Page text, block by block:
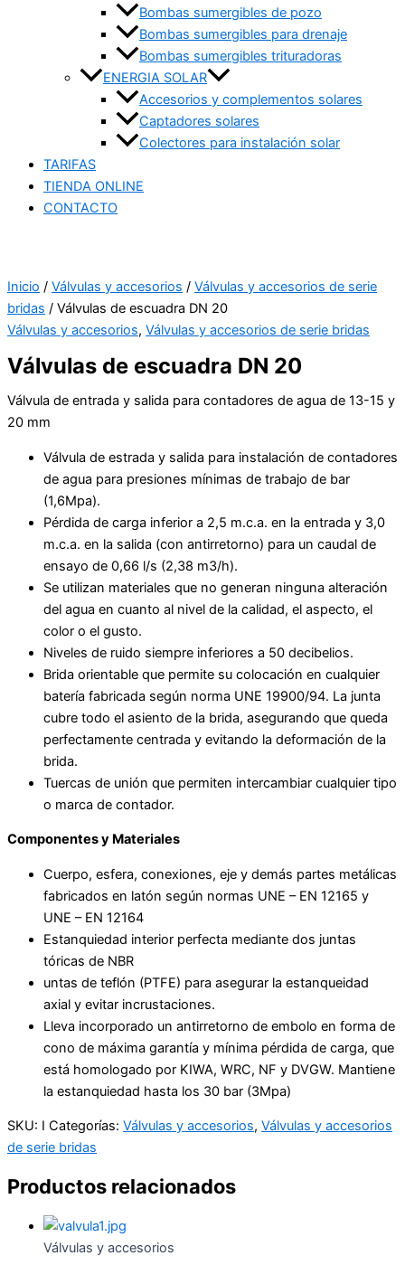
Bombas sumergibles de pozo
Bombas sumergibles para drenaje
Bombas sumergibles trituradoras
ENERGIA SOLAR
Accesorios y complementos solares
Captadores solares
Colectores para instalación solar
TARIFAS
TIENDA ONLINE
CONTACTO
Inicio / Válvulas y accesorios / Válvulas y accesorios de serie
bridas / Válvulas de escuadra DN 20
Válvulas y accesorios, Válvulas y accesorios de serie bridas
Válvulas de escuadra DN 20
Válvula de entrada y salida para contadores de agua de 13-15 y
20 mm
Válvula de estrada y salida para instalación de contadores
de agua para presiones mínimas de trabajo de bar
(1,6Mpa).
Pérdida de carga inferior a 2,5 m.c.a. en la entrada y 3,0
m.c.a. en la salida (con antirretorno) para un caudal de
ensayo de 0,66 l/s (2,38 m3/h).
Se utilizan materiales que no generan ninguna alteración
del agua en cuanto al nivel de la calidad, el aspecto, el
color o el gusto.
Niveles de ruido siempre inferiores a 50 decibelios.
Brida orientable que permite su colocación en cualquier
batería fabricada según norma UNE 19900/94. La junta
cubre todo el asiento de la brida, asegurando que queda
perfectamente centrada y evitando la deformación de la
brida.
Tuercas de unión que permiten intercambiar cualquier tipo
o marca de contador.
Componentes y Materiales
Cuerpo, esfera, conexiones, eje y demás partes metálicas
fabricados en latón según normas UNE – EN 12165 y
UNE – EN 12164
Estanquiedad interior perfecta mediante dos juntas
tóricas de NBR
untas de teflón (PTFE) para asegurar la estanqueidad
axial y evitar incrustaciones.
Lleva incorporado un antirretorno de embolo en forma de
cono de máxima garantía y mínima pérdida de carga, que
está homologado por KIWA, WRC, NF y DVGW. Mantiene
la estanquiedad hasta los 30 bar (3Mpa)
SKU: I Categorías: Válvulas y accesorios, Válvulas y accesorios
de serie bridas
Productos relacionados
Válvulas y accesorios